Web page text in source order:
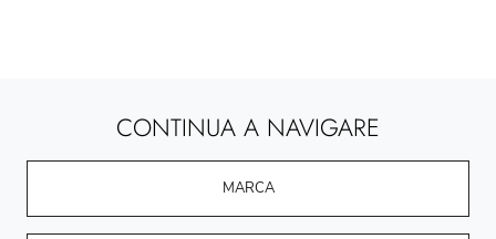
CONTINUA A NAVIGARE
MARCA